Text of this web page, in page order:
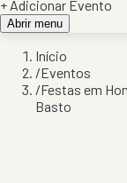
+ Adicionar Evento
Abrir menu
Início
/Eventos
/Festas em
Basto